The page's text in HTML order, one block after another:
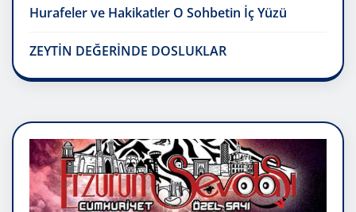
Hurafeler ve Hakikatler O Sohbetin İç Yüzü
ZEYTİN DEĞERİNDE DOSLUKLAR